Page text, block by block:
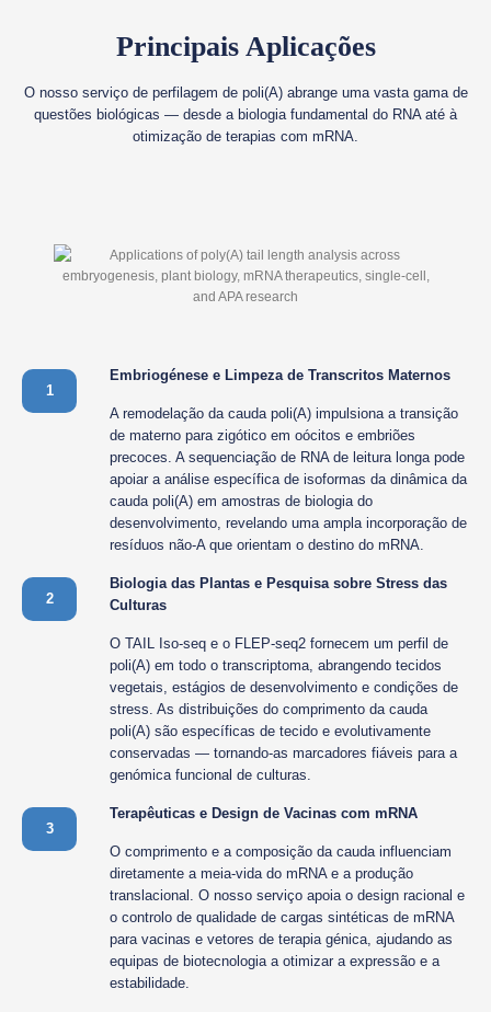
Principais Aplicações
O nosso serviço de perfilagem de poli(A) abrange uma vasta gama de
questões biológicas — desde a biologia fundamental do RNA até à
otimização de terapias com mRNA.
1
Embriogénese e Limpeza de Transcritos Maternos
A remodelação da cauda poli(A) impulsiona a transição
de materno para zigótico em oócitos e embriões
precoces. A sequenciação de RNA de leitura longa pode
apoiar a análise específica de isoformas da dinâmica da
cauda poli(A) em amostras de biologia do
desenvolvimento, revelando uma ampla incorporação de
resíduos não-A que orientam o destino do mRNA.
2
Biologia das Plantas e Pesquisa sobre Stress das
Culturas
O TAIL Iso-seq e o FLEP-seq2 fornecem um perfil de
poli(A) em todo o transcriptoma, abrangendo tecidos
vegetais, estágios de desenvolvimento e condições de
stress. As distribuições do comprimento da cauda
poli(A) são específicas de tecido e evolutivamente
conservadas — tornando-as marcadores fiáveis para a
genómica funcional de culturas.
3
Terapêuticas e Design de Vacinas com mRNA
O comprimento e a composição da cauda influenciam
diretamente a meia-vida do mRNA e a produção
translacional. O nosso serviço apoia o design racional e
o controlo de qualidade de cargas sintéticas de mRNA
para vacinas e vetores de terapia génica, ajudando as
equipas de biotecnologia a otimizar a expressão e a
estabilidade.